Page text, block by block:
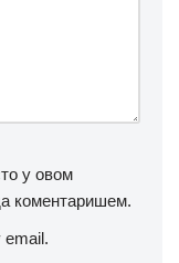
у овом
коментаришем.
email.